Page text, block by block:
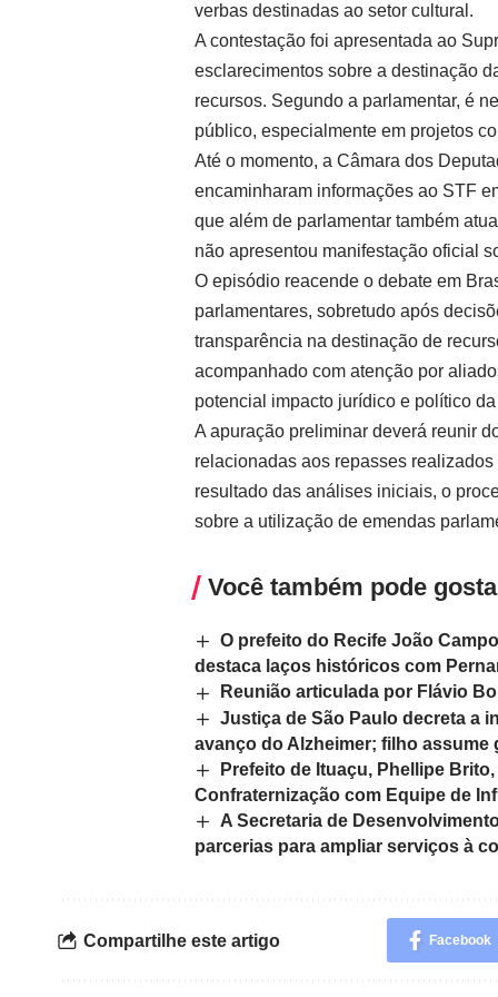
verbas destinadas ao setor cultural.
A contestação foi apresentada ao
esclarecimentos sobre a destinação
recursos. Segundo a parlamentar, é
público, especialmente em projetos
Até o momento, a Câmara dos
encaminharam informações ao STF
que além de parlamentar também
não apresentou manifestação oficial
O episódio reacende o debate em
parlamentares, sobretudo após
transparência na destinação de
acompanhado com atenção por
potencial impacto jurídico e político
A apuração preliminar deverá reunir
relacionadas aos repasses
resultado das análises iniciais, o
sobre a utilização de emendas
Você também pode
O prefeito do Recife João
destaca laços históricos com
Reunião articulada por Flávio
Justiça de São Paulo decreta a
avanço do Alzheimer; filho
Prefeito de Ituaçu, Phellipe
Confraternização com Equipe de
A Secretaria de
parcerias para ampliar serviços à
Compartilhe este artigo Facebook